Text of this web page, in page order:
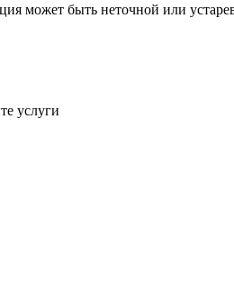
может быть неточной или
услуги